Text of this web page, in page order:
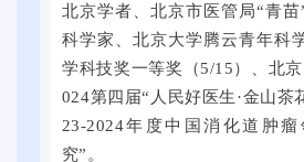
北京学者、北京市医管局“青
科学家、北京大学腾云青年科
学科技奖一等奖（5/15）、北
024第四届“人民好医生·金山茶
23-2024年度中国消化道肿
究”。